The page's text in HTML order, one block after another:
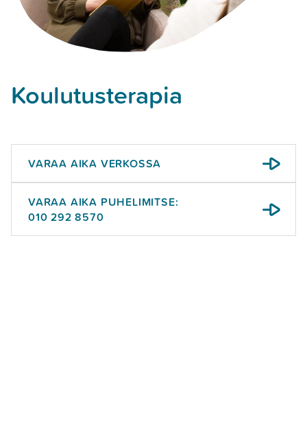
Koulutus­terapia
VARAA AIKA VERKOSSA
VARAA AIKA PUHELIMITSE:
010 292 8570